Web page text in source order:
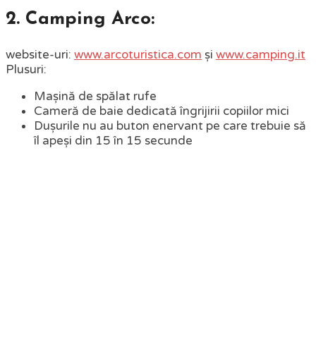
2. Camping Arco:
website-uri: www.arcoturistica.com și www.camping.it
Plusuri:
Mașină de spălat rufe
Cameră de baie dedicată îngrijirii copiilor mici
Dușurile nu au buton enervant pe care trebuie să
îl apeși din 15 în 15 secunde